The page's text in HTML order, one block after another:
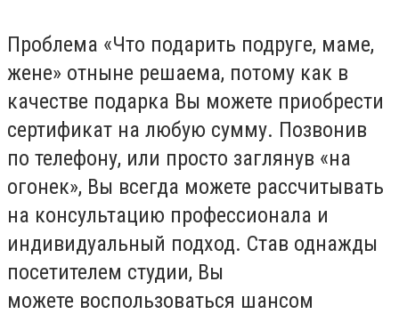
Проблема «Что подарить подруге, маме,
жене» отныне решаема, потому как в
качестве подарка Вы можете приобрести
сертификат на любую сумму. Позвонив
по телефону, или просто заглянув «на
огонек», Вы всегда можете рассчитывать
на консультацию профессионала и
индивидуальный подход. Став однажды
посетителем студии, Вы
можете воспользоваться шансом